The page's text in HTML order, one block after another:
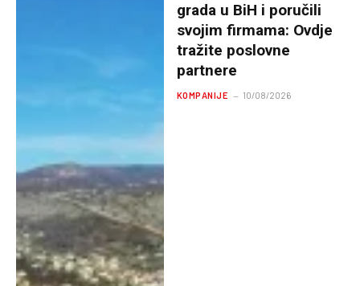
grada u BiH i poručili
svojim firmama: Ovdje
tražite poslovne
partnere
KOMPANIJE 10/08/2026